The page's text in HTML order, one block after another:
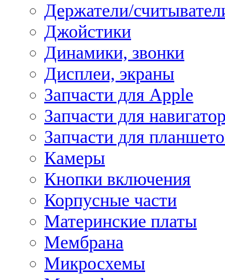
Держатели/
Джойстики
Динамики, звонки
Дисплеи, экраны
Запчасти для Apple
Запчасти для
Запчасти для
Камеры
Кнопки включения
Корпусные части
Материнские платы
Мембрана
Микросхемы